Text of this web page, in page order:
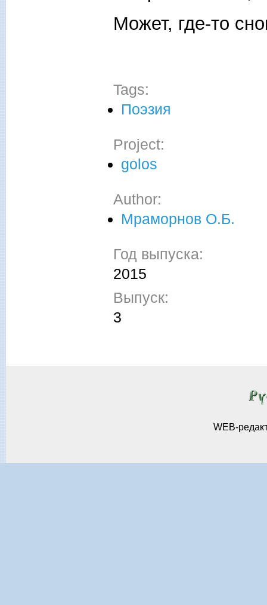
Может, где-то
Tags:
Поэзия
Project:
golos
Author:
Мраморнов О.Б.
Год выпуска:
2015
Выпуск:
3
WEB-